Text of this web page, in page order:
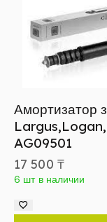
Амортизатор
AG09501
17 500 ₸
6 шт в наличии